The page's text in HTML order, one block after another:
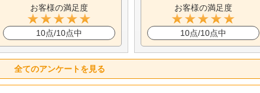
お客様の満足度
10点/10点中
お客様の満足度
10点/10点中
全てのアンケートを見る